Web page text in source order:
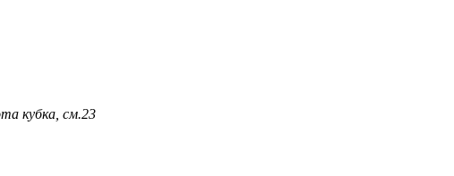
кубка, см.23